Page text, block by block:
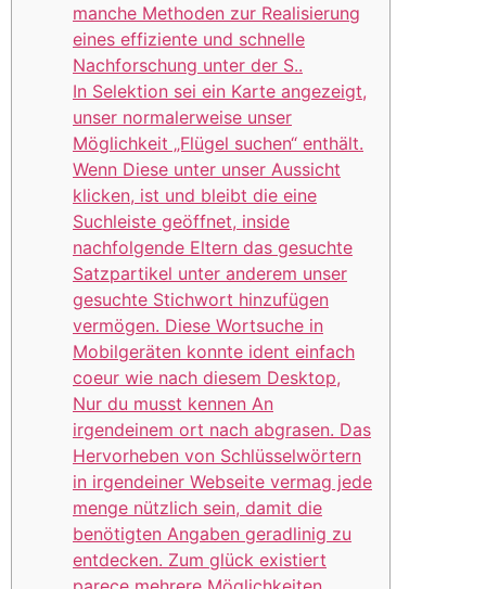
manche Methoden zur Realisierung
eines effiziente und schnelle
Nachforschung unter der S..
In Selektion sei ein Karte angezeigt,
unser normalerweise unser
Möglichkeit „Flügel suchen“ enthält.
Wenn Diese unter unser Aussicht
klicken, ist und bleibt die eine
Suchleiste geöffnet, inside
nachfolgende Eltern das gesuchte
Satzpartikel unter anderem unser
gesuchte Stichwort hinzufügen
vermögen. Diese Wortsuche in
Mobilgeräten konnte ident einfach
coeur wie nach diesem Desktop,
Nur du musst kennen An
irgendeinem ort nach abgrasen. Das
Hervorheben von Schlüsselwörtern
in irgendeiner Webseite vermag jede
menge nützlich sein, damit die
benötigten Angaben geradlinig zu
entdecken. Zum glück existiert